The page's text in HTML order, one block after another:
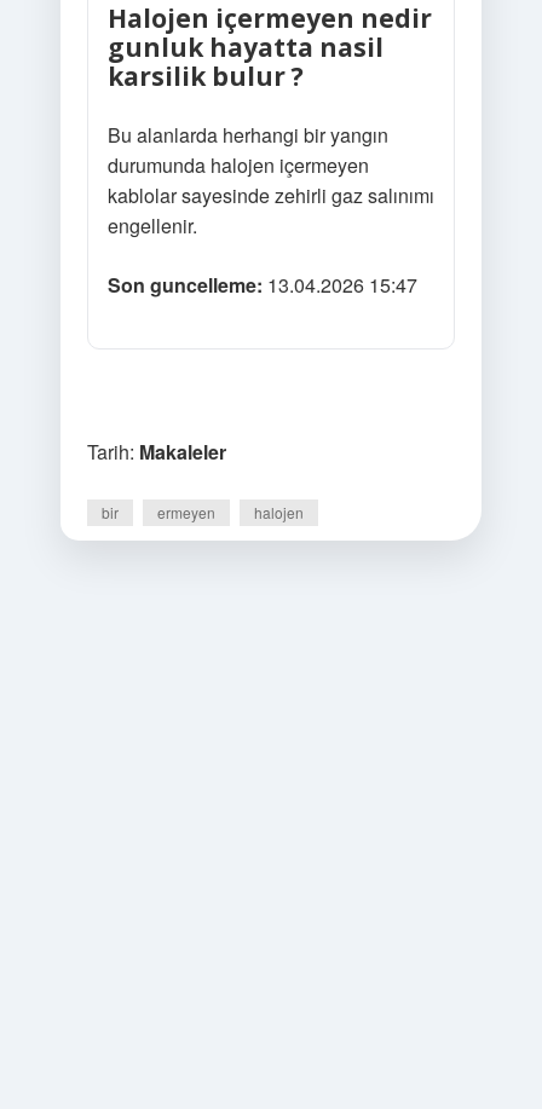
Halojen içermeyen nedir
gunluk hayatta nasil
karsilik bulur ?
Bu alanlarda herhangi bir yangın
durumunda halojen içermeyen
kablolar sayesinde zehirli gaz salınımı
engellenir.
Son guncelleme: 13.04.2026 15:47
Tarih: Makaleler
bir ermeyen halojen